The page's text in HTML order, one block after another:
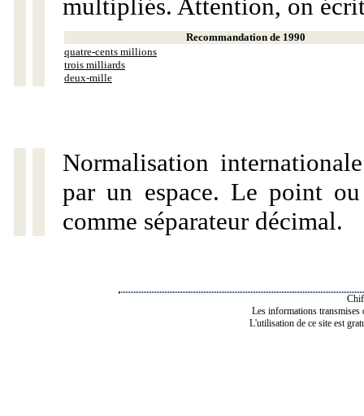
multipliés. Attention, on
Recommandation de 1990
quatre-cents millions
trois milliards
deux-mille
Normalisation
par un espace. Le point
comme séparateur décimal.
Les informations transmises
L'utilisation de ce site est